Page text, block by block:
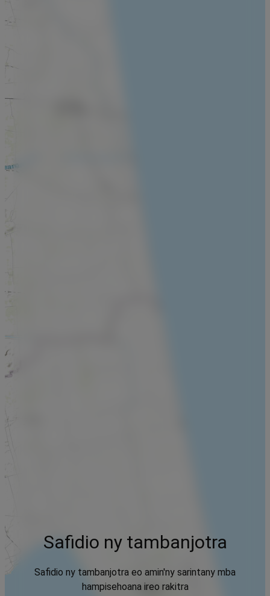
Safidio ny tambanjotra
Safidio ny tambanjotra eo amin'ny sarintany mba
hampisehoana ireo rakitra